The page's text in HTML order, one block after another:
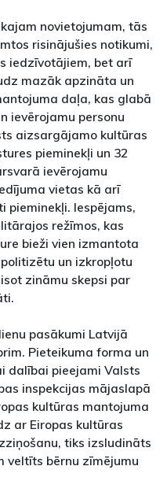
novietojumam, tās
risinājušies notikumi,
iedzīvotājiem, bet arī
mazāk apzināta un
daļa, kas glabā
ievērojamu personu
aizsargājamo kultūras
pieminekļi un 32
ievērojamu
vietas kā arī
pieminekļi. Iespējams,
režīmos, kas
bieži vien izmantota
un izkropļotu
zināmu skepsi par
pasākumi Latvijā
Pieteikuma forma un
dalībai pieejami Valsts
inspekcijas mājaslapā
kultūras mantojuma
ar Eiropas kultūras
tiks izsludināts
veltīts bērnu zīmējumu